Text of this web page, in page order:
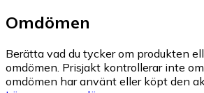
Omdömen
Berätta vad du tycker om produkten
omdömen. Prisjakt kontrollerar inte
omdömen har använt eller köpt den